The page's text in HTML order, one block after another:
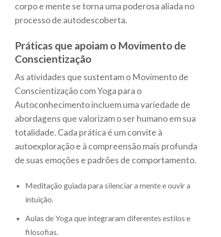
corpo e mente se torna uma poderosa aliada no
processo de autodescoberta.
Práticas que apoiam o Movimento de
Conscientização
As atividades que sustentam o Movimento de
Conscientização com Yoga para o
Autoconhecimento incluem uma variedade de
abordagens que valorizam o ser humano em sua
totalidade. Cada prática é um convite à
autoexploração e à compreensão mais profunda
de suas emoções e padrões de comportamento.
Meditação guiada para silenciar a mente e ouvir a
intuição.
Aulas de Yoga que integraram diferentes estilos e
filosofias.